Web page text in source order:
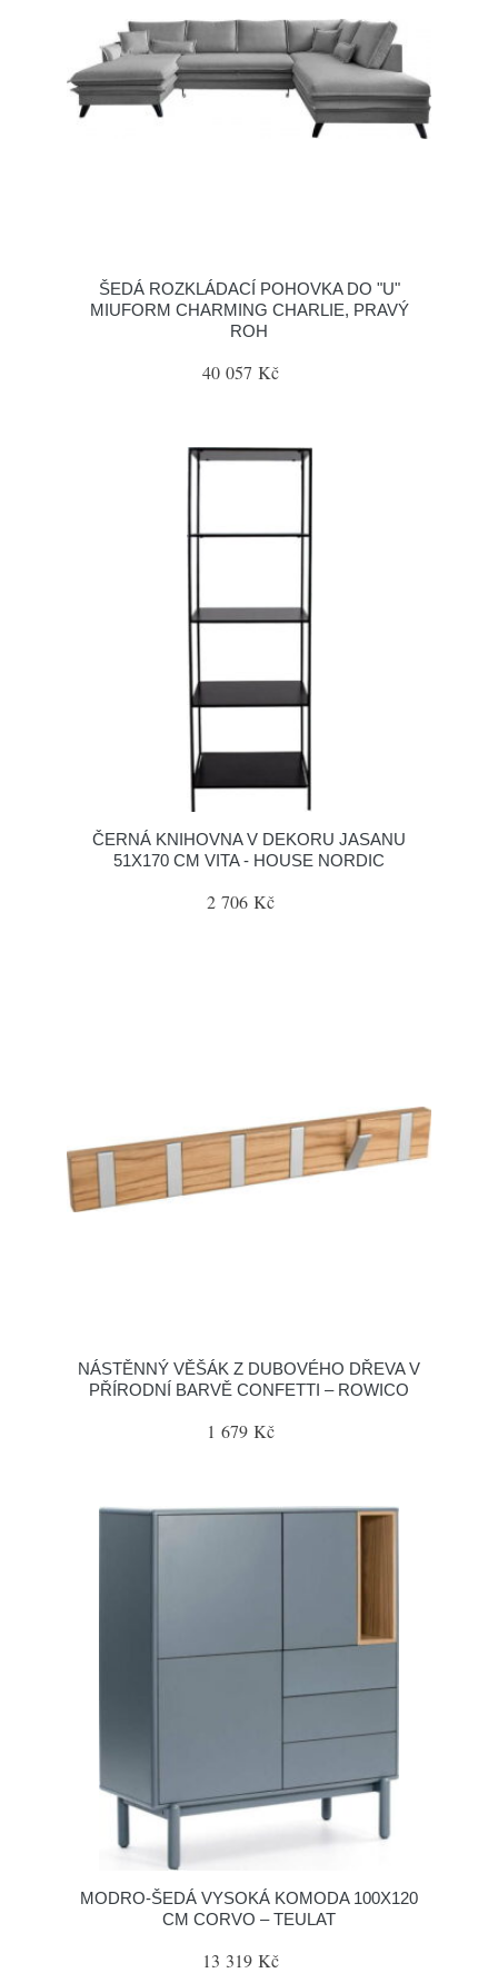
ŠEDÁ ROZKLÁDACÍ POHOVKA DO "U"
MIUFORM CHARMING CHARLIE, PRAVÝ
ROH
40 057 Kč
ČERNÁ KNIHOVNA V DEKORU JASANU
51X170 CM VITA - HOUSE NORDIC
2 706 Kč
NÁSTĚNNÝ VĚŠÁK Z DUBOVÉHO DŘEVA V
PŘÍRODNÍ BARVĚ CONFETTI – ROWICO
1 679 Kč
MODRO-ŠEDÁ VYSOKÁ KOMODA 100X120
CM CORVO – TEULAT
13 319 Kč